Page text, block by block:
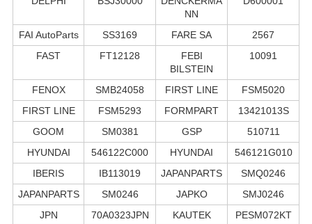
NN
FAI AutoParts SS3169 FARE SA
2567
FAST
FT12128
FEBI
BILSTEIN
10091
FENOX SMB24058 FIRST LINE
FSM5020
FIRST LINE
FSM5293 FORMPART
13421013S
GOOM
SM0381 GSP
510711
HYUNDAI
546122C000 HYUNDAI
546121G010
IBERIS
IB113019 JAPANPARTS
SMQ0246
JAPANPARTS
SM0246 JAPKO
SMJ0246
JPN
70A0323JPN KAUTEK
PESM072KT